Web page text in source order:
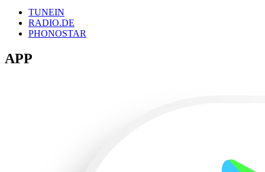
TUNEIN
RADIO.DE
PHONOSTAR
APP